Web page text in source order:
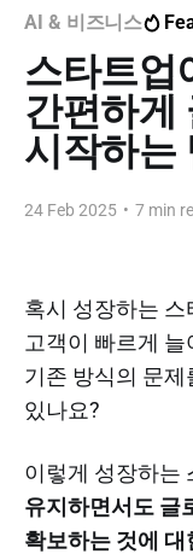
AI & 비즈니스
스타트업
간편하게
시작하는
24 Feb 2025 • 7 min
혹시 성장하는
고객이 빠르게
기존 방식의 문
있나요?
이렇게 성장하는
유지하면서도 글
확보하는 것에